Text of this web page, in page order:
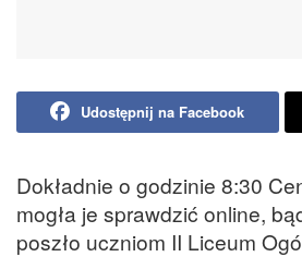
Udostępnij na Facebook
Dokładnie o godzinie 8:30
mogła je sprawdzić online,
poszło uczniom II Liceum